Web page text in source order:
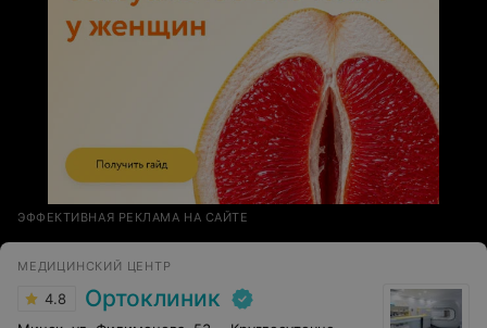
ЭФФЕКТИВНАЯ РЕКЛАМА НА САЙТЕ
МЕДИЦИНСКИЙ ЦЕНТР
4.8 Ортоклиник